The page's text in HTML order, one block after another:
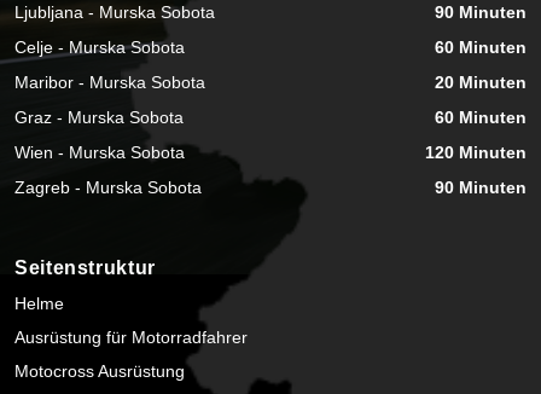
Ljubljana - Murska Sobota
90 Minuten
Celje - Murska Sobota
60 Minuten
Maribor - Murska Sobota
20 Minuten
Graz - Murska Sobota
60 Minuten
Wien - Murska Sobota
120 Minuten
Zagreb - Murska Sobota
90 Minuten
Seitenstruktur
Helme
Ausrüstung für Motorradfahrer
Motocross Ausrüstung